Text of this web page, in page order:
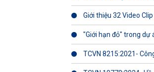
Giới thiệu 32 Video
"Giới hạn đỏ" trong dự
TCVN 8215:2021-